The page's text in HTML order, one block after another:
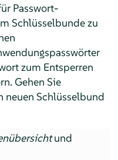
Passwort-
Schlüsselbunde zu
zum Entsperren
Gehen Sie
neuen Schlüsselbund
und